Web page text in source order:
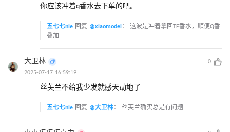
你应该冲着q香水去下单的吧。
五七七nie 回复 @xiaomodel ： 这波是冲着拿回TF香水，顺便Q香
叠加
大卫林
0
2025-07-17 16:59:19
丝芙兰不给我少发就感天动地了
五七七nie 回复 @大卫林： 丝芙兰确实总是有问题